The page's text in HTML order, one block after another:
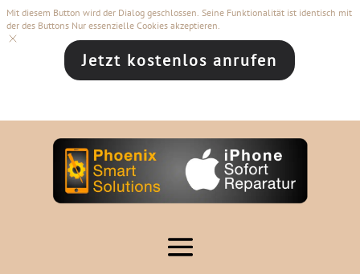
Jetzt kostenlos anrufen
Mit diesem Button wird der Dialog geschlossen. Seine Funktionalität ist identisch mit
der des Buttons Nur essenzielle Cookies akzeptieren.